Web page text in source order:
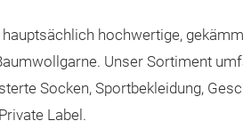
hochwertige,
Unser Sortiment
Socken, Sportbekleidung,
Label.